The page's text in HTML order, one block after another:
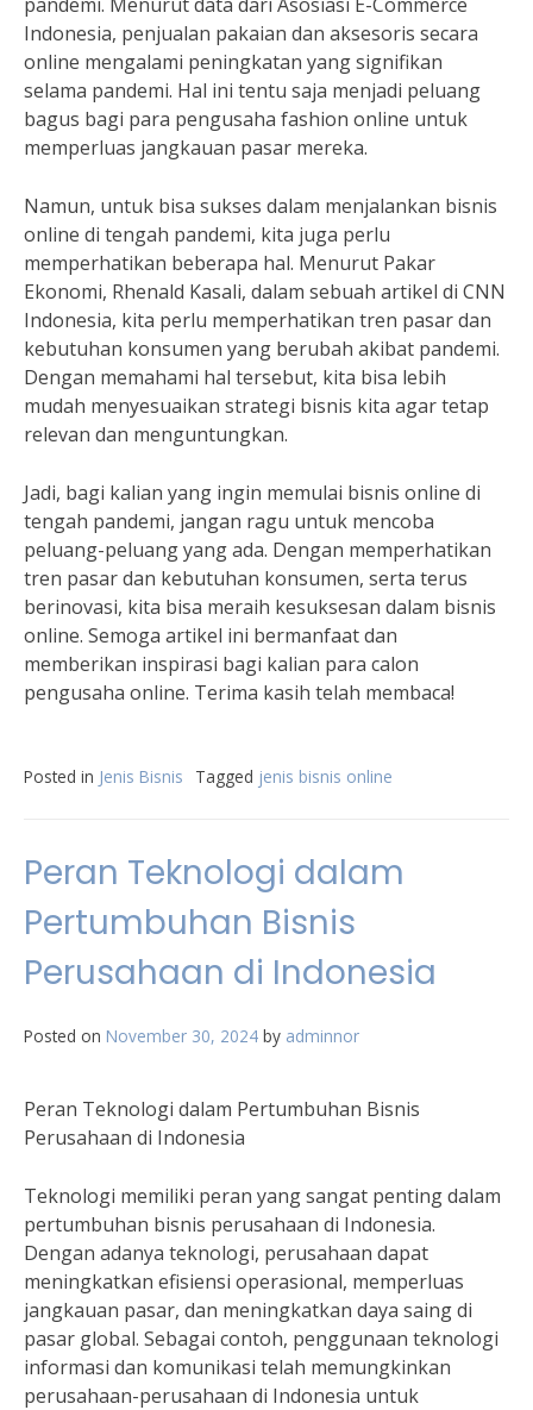
Indonesia, penjualan pakaian dan aksesoris secara
online mengalami peningkatan yang signifikan
selama pandemi. Hal ini tentu saja menjadi peluang
bagus bagi para pengusaha fashion online untuk
memperluas jangkauan pasar mereka.
Namun, untuk bisa sukses dalam menjalankan bisnis
online di tengah pandemi, kita juga perlu
memperhatikan beberapa hal. Menurut Pakar
Ekonomi, Rhenald Kasali, dalam sebuah artikel di CNN
Indonesia, kita perlu memperhatikan tren pasar dan
kebutuhan konsumen yang berubah akibat pandemi.
Dengan memahami hal tersebut, kita bisa lebih
mudah menyesuaikan strategi bisnis kita agar tetap
relevan dan menguntungkan.
Jadi, bagi kalian yang ingin memulai bisnis online di
tengah pandemi, jangan ragu untuk mencoba
peluang-peluang yang ada. Dengan memperhatikan
tren pasar dan kebutuhan konsumen, serta terus
berinovasi, kita bisa meraih kesuksesan dalam bisnis
online. Semoga artikel ini bermanfaat dan
memberikan inspirasi bagi kalian para calon
pengusaha online. Terima kasih telah membaca!
Posted in Jenis Bisnis Tagged jenis bisnis online
Peran Teknologi dalam
Pertumbuhan Bisnis
Perusahaan di Indonesia
Posted on November 30, 2024 by adminnor
Peran Teknologi dalam Pertumbuhan Bisnis
Perusahaan di Indonesia
Teknologi memiliki peran yang sangat penting dalam
pertumbuhan bisnis perusahaan di Indonesia.
Dengan adanya teknologi, perusahaan dapat
meningkatkan efisiensi operasional, memperluas
jangkauan pasar, dan meningkatkan daya saing di
pasar global. Sebagai contoh, penggunaan teknologi
informasi dan komunikasi telah memungkinkan
perusahaan-perusahaan di Indonesia untuk